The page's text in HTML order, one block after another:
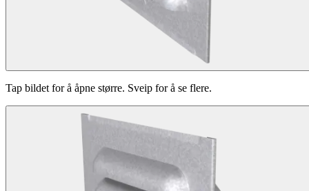
Tap bildet for å åpne større. Sveip for å se flere.